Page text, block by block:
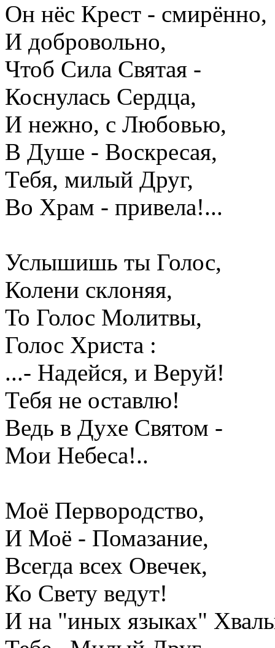
Он нёс Крест - смирённо,
И добровольно,
Чтоб Сила Святая -
Коснулась Сердца,
И нежно, с Любовью,
В Душе - Воскресая,
Тебя, милый Друг,
Во Храм - привела!...
Услышишь ты Голос,
Колени склоняя,
То Голос Молитвы,
Голос Христа :
...- Надейся, и Веруй!
Тебя не оставлю!
Ведь в Духе Святом -
Мои Небеса!..
Моё Первородство,
И Моё - Помазание,
Всегда всех Овечек,
Ко Свету ведут!
И на "иных языках"